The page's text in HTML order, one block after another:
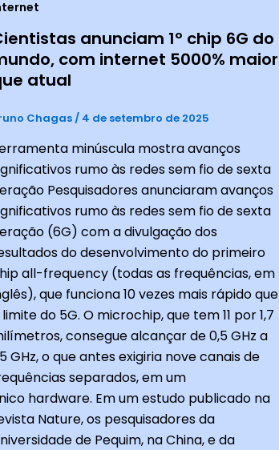
anunciam 1º chip 6G do
com internet 5000% maior
atual
Chagas/ 4 de setembro de 2025
minúscula mostra avanços
rumo às redes sem fio de sexta
Pesquisadores anunciaram avanços
rumo às redes sem fio de sexta
(6G) com a divulgação dos
do desenvolvimento do primeiro
all-frequency (todas as frequências, em
que funciona 10 vezes mais rápido que
do 5G. O microchip, que tem 11 por 1,7
consegue alcançar de 0,5 GHz a
GHz, o que antes exigiria nove canais de
separados, em um
hardware. Em um estudo publicado na
Nature, os pesquisadores da
de Pequim, na China, e da